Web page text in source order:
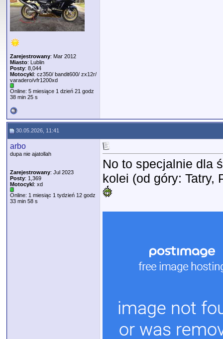
Zarejestrowany: Mar 2012
Miasto: Lublin
Posty: 8,044
Motocykl: cz350/ bandit600/ zx12r/
varadero/vfr1200xd
Online: 5 miesiące 1 dzień 21 godz
38 min 25 s
30.05.2026, 11:41
arbo
dupa nie ajatollah
Zarejestrowany: Jul 2023
Posty: 1,369
Motocykl: xd
Online: 1 miesiąc 1 tydzień 12 godz
33 min 58 s
No to specjalnie dla
kolei (od góry: Tatry,